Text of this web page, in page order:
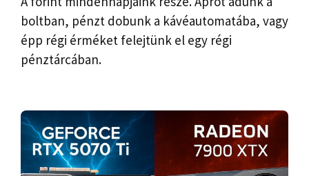
boltban, pénzt dobunk a kávéautomatába, vagy
épp régi érméket felejtünk el egy régi
pénztárcában.